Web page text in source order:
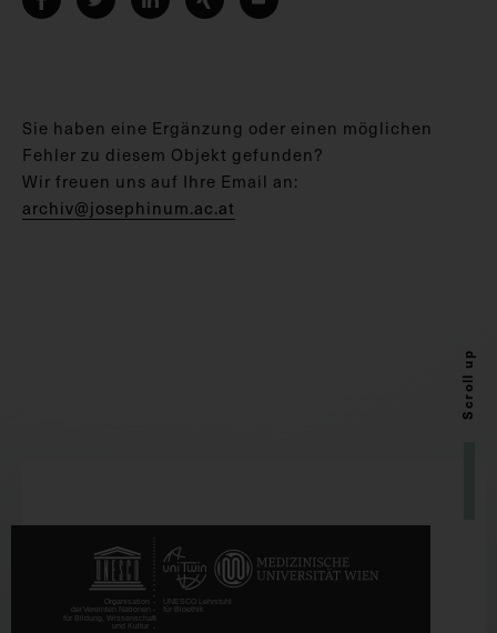
Sie haben eine Ergänzung oder einen möglichen
Fehler zu diesem Objekt gefunden?
Wir freuen uns auf Ihre Email an:
archiv@josephinum.ac.at
Scroll up